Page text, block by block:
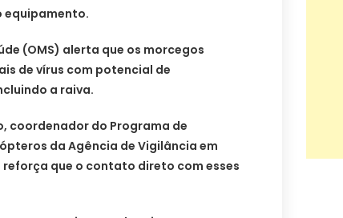
equipamento.
(OMS) alerta que os morcegos
de vírus com potencial de
a raiva.
coordenador do Programa de
da Agência de Vigilância em
reforça que o contato direto com esses